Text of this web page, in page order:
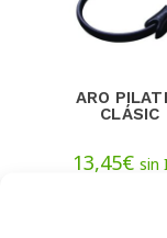
ARO
CLÁSIC
13,45€ sin